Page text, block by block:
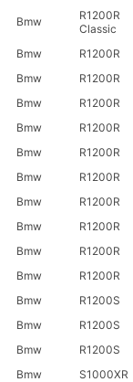
Bmw
R1200R
Classic
Bmw R1200R
Bmw
R1200R
Bmw
R1200R
Bmw
R1200R
Bmw
R1200R
Bmw
R1200R
Bmw
R1200R
Bmw
R1200R
Bmw
R1200R
Bmw
R1200R
Bmw
R1200S
Bmw
R1200S
Bmw
R1200S
Bmw
S1000XR